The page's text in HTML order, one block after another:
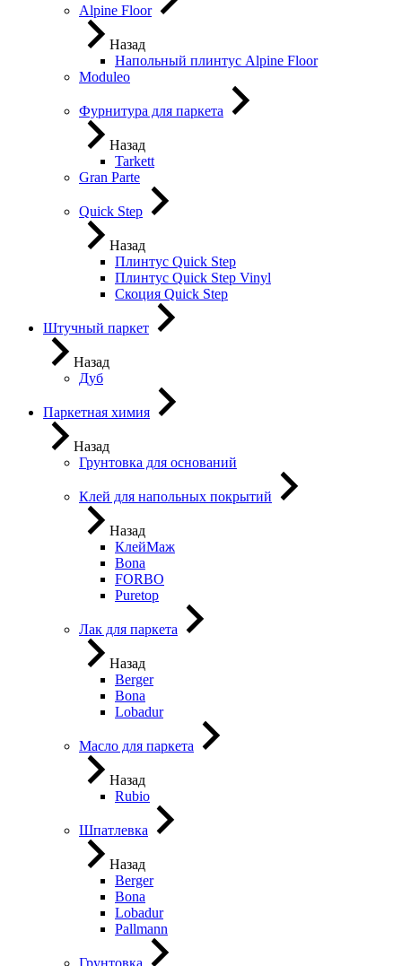
Alpine Floor
Назад
Напольный плинтус Alpine Floor
Moduleo
Фурнитура для паркета
Назад
Tarkett
Gran Parte
Quick Step
Назад
Плинтус Quick Step
Плинтус Quick Step Vinyl
Скоция Quick Step
Штучный паркет
Назад
Дуб
Паркетная химия
Назад
Грунтовка для оснований
Клей для напольных покрытий
Назад
КлейМаж
Bona
FORBO
Puretop
Лак для паркета
Назад
Berger
Bona
Lobadur
Масло для паркета
Назад
Rubio
Шпатлевка
Назад
Berger
Bona
Lobadur
Pallmann